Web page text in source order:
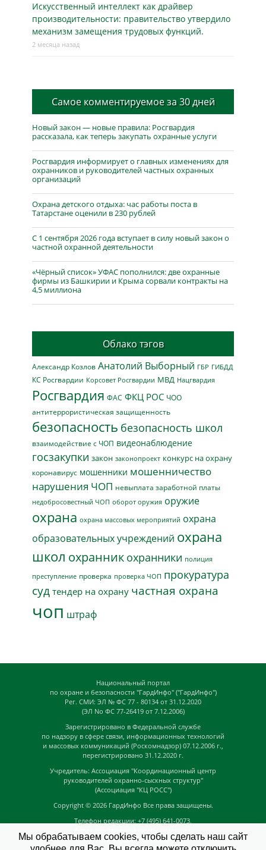
Искусственный интеллект как драйвер
производительности: правительство утвердило
механизм замещения трудовых функций.
2 месяца назад
Самое комментируемое за 30 дней
Новый закон — новые правила: Росгвардия
рассказала, как теперь закупать охранные услуги
Росгвардия информирует о главных изменениях для
охранников и руководителей частных охранных
организаций
Охрана детского отдыха: час работы поста в
Татарстане оценили в 230 рублей
С 1 сентября 2026 года вступает в силу новый закон о
частной охранной деятельности
«Чёрный список» УФАС пополнился: две охранные
фирмы из Башкирии и Крыма сорвали контракты на
4,5 миллиона
Облако тэгов
Александр Козлов Анатолий Выборный ГБР ГИБДД
КС Росгвардии Корсовет Росгвардии МВД Нацгвардия
Росгвардия ФАС ФКЦ РОС ЧОО
антитеррористическая защищенность
безопасность безопасность школ
взаимодействие с ЧОП видеонаблюдение
госзакупки закон законопроект конкурс на охрану
коронавирус мошенники мошенничество
нарушения ЧОП невыплата заработной платы
недобросовестный ЧОП оборот оружия оружие
охрана охрана массовых мероприятий охрана
образовательных учреждений охрана
школ охранник охранники полиция
преступление проверка проверка ЧОП прокуратура
суд тендер на охрану частная охрана
чоп штраф
Национальный портал
по охране и безопасности "ГардИнфо" ("ГардИнфо")
Рег. СМИ: ЭЛ № ФС 77 - 80134 от 31.12.2020
(ЭЛ No ФС 77-26419 от 7.12.2006)
Зарегистрировано в Федеральной службе
по надзору в сфере связи, информационных технологий
и массовых коммуникаций (Роскомнадзор) 07.12.2006 г.,
перегистрировано 31.12.2020 г.
Учредитель: Ассоциация "Координационный центр
руководителей охранно-сыскных структур"
(Ассоциация "КЦ РОСС")
Copyright © 2026 ГардИнфо Все права защищены.
Телефон редакции: +7 (495) 641-0073,
news@guardinfo.online
Мы обрабатываем cookies, чтобы сделать наш сайт